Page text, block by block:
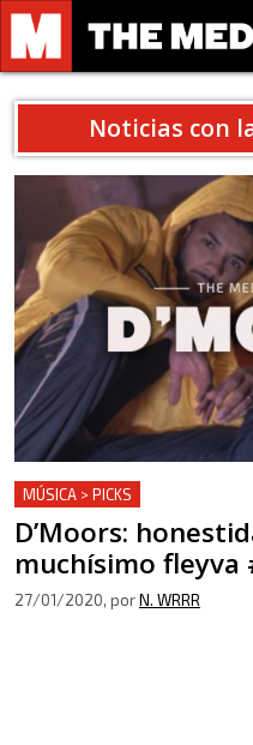
Noticias con
MÚSICA > PICKS
D’Moors:
muchísimo fleyva
27/01/2020, porN. WRRR